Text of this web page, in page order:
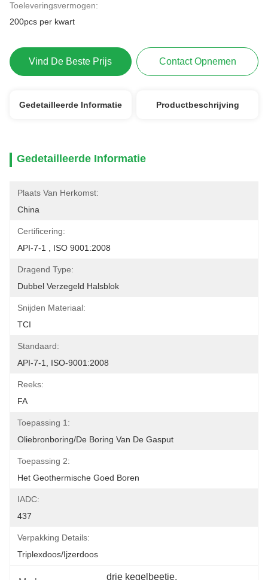
Toeleveringsvermogen:
200pcs per kwart
Vind De Beste Prijs Contact Opnemen
Gedetailleerde Informatie Productbeschrijving
Gedetailleerde Informatie
Plaats Van Herkomst:
China
Certificering:
API-7-1 , ISO 9001:2008
Dragend Type:
Dubbel Verzegeld Halsblok
Snijden Materiaal:
TCI
Standaard:
API-7-1, ISO-9001:2008
Reeks:
FA
Toepassing 1:
Oliebronboring/de Boring Van De Gasput
Toepassing 2:
Het Geothermische Goed Boren
IADC:
437
Verpakking Details:
Triplexdoos/ijzerdoos
drie kegelbeetje,